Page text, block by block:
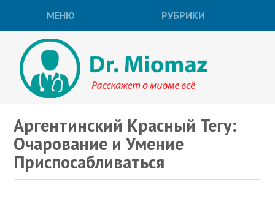
МЕНЮ РУБРИКИ
Аргентинский Красный Тегу:
Очарование и Умение
Приспосабливаться